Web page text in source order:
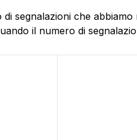
segnalazioni che
il numero di